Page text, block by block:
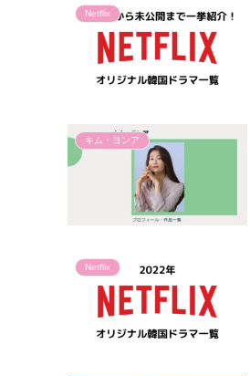
Netflix
キム・ヨンア
Netflix